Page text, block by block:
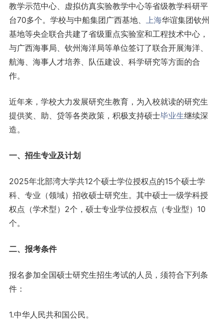
教学示范中心、虚拟仿真实验教学中心等省级教学科研平
台70多个。学校与中船集团广西基地、
上海华谊集团钦州
基地等央企联合共建了省级重点实验室和工程技术中心，
与广西海事局、钦州海洋局等单位签订了联合开展海洋、
航海、海事人才培养、队伍建设、科学研究等方面的合
作。
近年来，学校大力发展研究生教育，为入校就读的研究生
提供奖、助、贷等各类政策，积极支持硕士毕业生继续深
造。
一、招生专业及计划
2025年北部湾大学共12个硕士学位授权点的15个硕士学
科、专业（领域）招收硕士研究生。其中硕士一级学科授
权点（学术型）2个，硕士专业学位授权点（专业型）10
个。
二、报考条件
报名参加全国硕士研究生招生考试的人员，须符合下列条
件：
1.中华人民共和国公民。